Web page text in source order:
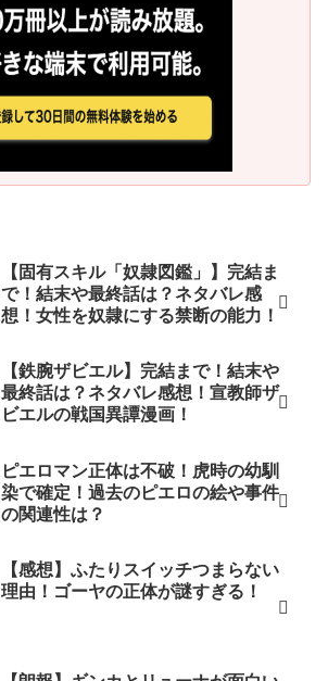
【固有スキル「奴隷図鑑」】完結ま
で！結末や最終話は？ネタバレ感
想！女性を奴隷にする禁断の能力！
【鉄腕ザビエル】完結まで！結末や
最終話は？ネタバレ感想！宣教師ザ
ビエルの戦国異譚漫画！
ピエロマン正体は不破！虎時の幼馴
染で確定！過去のピエロの絵や事件
の関連性は？
【感想】ふたりスイッチつまらない
理由！ゴーヤの正体が謎すぎる！